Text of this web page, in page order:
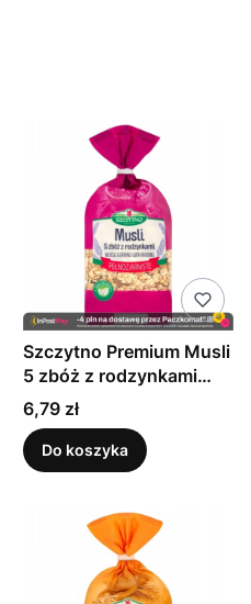
Szczytno Premium Musli
5 zbóż z rodzynkami
400 g
Cena
6,79 zł
Do koszyka